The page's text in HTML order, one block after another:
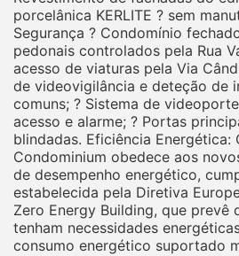
porcelânica KERLITE ? sem
Segurança ? Condomínio
pedonais controlados pela Rua
acesso de viaturas pela Via
de videovigilância e deteção de
comuns; ? Sistema de
acesso e alarme; ? Portas
blindadas. Eficiência Energética:
Condominium obedece aos
de desempenho energético,
estabelecida pela Diretiva
Zero Energy Building, que prevê
tenham necessidades
consumo energético suportado